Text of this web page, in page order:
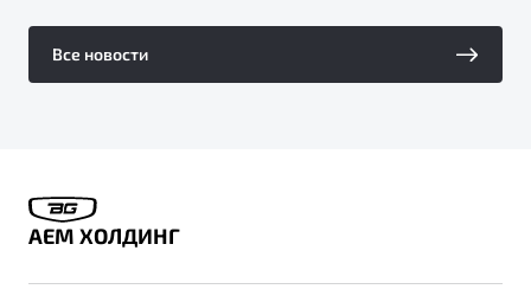
Все новости
АЕМ ХОЛДИНГ